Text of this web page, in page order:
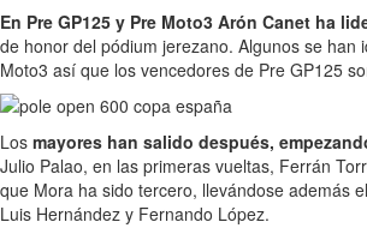
En Pre GP125 y Pre Moto3 Arón Canet ha
de honor del pódium jerezano. Algunos se
Moto3 así que los vencedores de Pre GP125
Los mayores han salido después,
Julio Palao, en las primeras vueltas, Ferrán
que Mora ha sido tercero, llevándose además
Luis Hernández y Fernando López.